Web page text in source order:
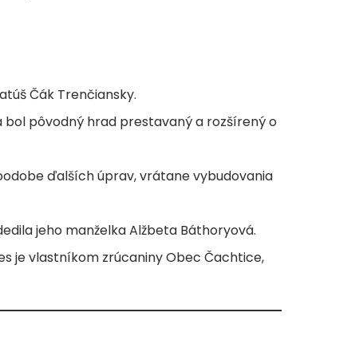
Čák Trenčiansky.
bol pôvodný hrad prestavaný a rozšírený o
ďalších úprav, vrátane vybudovania
jeho manželka Alžbeta Báthoryová.
je vlastníkom zrúcaniny Obec Čachtice,